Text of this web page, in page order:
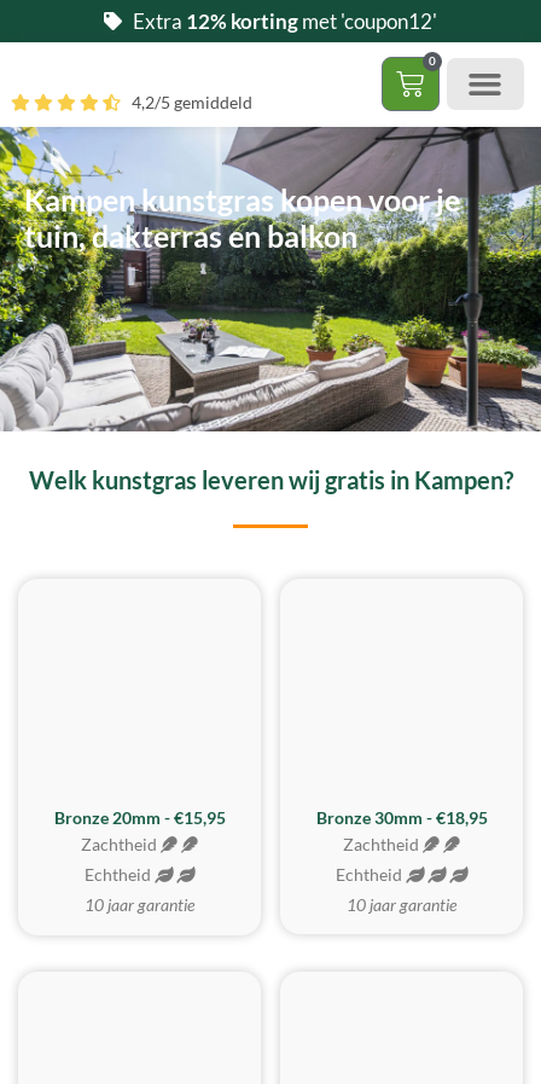
naar
inhoud
Extra 12% kortingmet 'coupon12'
0
4,2/5 gemiddeld
Kampen kunstgras kopen voor je
tuin, dakterras en balkon
Welk kunstgras leveren wij gratis in Kampen?
Bronze 20mm - €15,95
Zachtheid
Echtheid
10 jaar garantie
BESTE KOOP
Bronze 30mm - €18,95
Zachtheid
Echtheid
10 jaar garantie